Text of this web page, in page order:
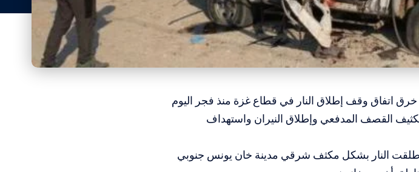
خرق اتفاق وقف إطلاق النار في قطاع غزة منذ فجر اليوم
على التوالي، بتكثيف القصف المدفعي وإطلاق النيران واستهداف
أطلقت النار بشكل مكثف شرقي مدينة خان يونس جنوبي